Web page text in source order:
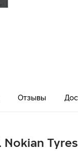
Отзывы
Nokian